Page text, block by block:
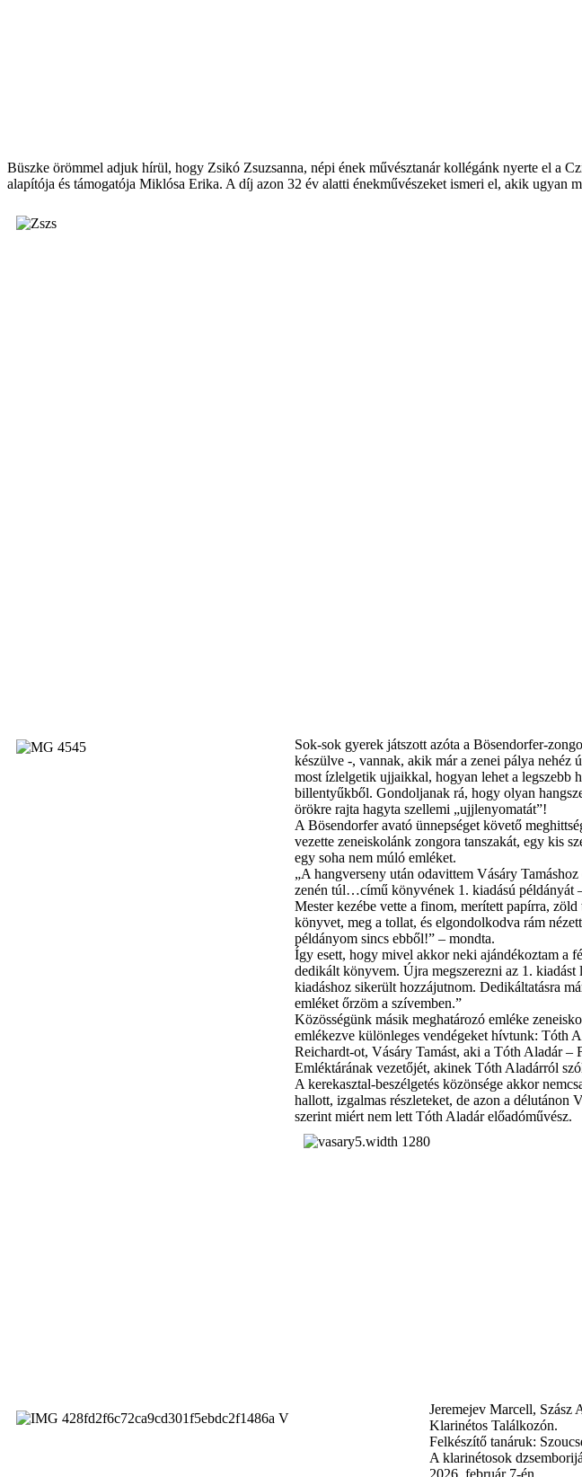
Büszke örömmel adjuk hírül, hogy Zsikó Zsuzsanna, népi ének művésztanár kollégánk nyerte el a
alapítója és támogatója Miklósa Erika. A díj azon 32 év alatti énekművészeket ismeri el, akik ugyan
Sok-sok gyerek játszott azóta a Bösendorfer-
készülve -, vannak, akik már a zenei pálya nehéz
most ízlelgetik ujjaikkal, hogyan lehet a legszebb
billentyűkből. Gondoljanak rá, hogy olyan
örökre rajta hagyta szellemi „ujjlenyomatát”!
A Bösendorfer avató ünnepséget követő
vezette zeneiskolánk zongora tanszakát, egy kis
egy soha nem múló emléket.
„A hangverseny után odavittem Vásáry
zenén túl…című könyvének 1. kiadású példányát
Mester kezébe vette a finom, merített papírra,
könyvet, meg a tollat, és elgondolkodva rám
példányom sincs ebből!” – mondta.
Így esett, hogy mivel akkor neki ajándékoztam a
dedikált könyvem. Újra megszerezni az 1. kiadást
kiadáshoz sikerült hozzájutnom. Dedikáltatásra
emléket őrzöm a szívemben.”
Közösségünk másik meghatározó emléke
emlékezve különleges vendégeket hívtunk: Tóth
Reichardt-ot, Vásáry Tamást, aki a Tóth Aladár –
Emléktárának vezetőjét, akinek Tóth Aladárról
A kerekasztal-beszélgetés közönsége akkor
hallott, izgalmas részleteket, de azon a délutánon
szerint miért nem lett Tóth Aladár előadóművész.
Jeremejev Marcell,
Klarinétos Találkozón.
Felkészítő tanáruk:
A klarinétosok